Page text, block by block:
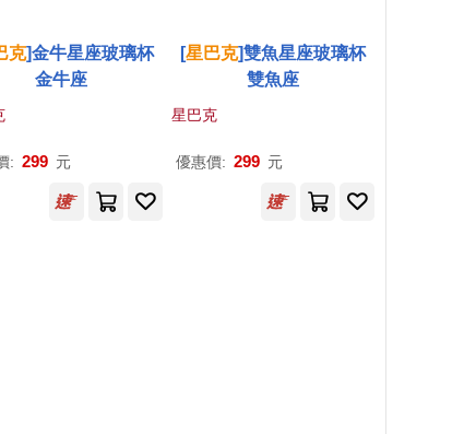
克]金牛星座玻璃杯
金牛座
: 299 元
[星巴克]雙魚星座玻璃杯
雙魚座
星巴克
優惠價: 299 元